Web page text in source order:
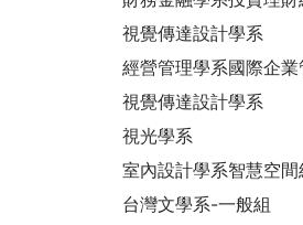
視覺傳達設計學系
經營管理學系國際企業
視覺傳達設計學系
視光學系
室內設計學系智慧空間
台灣文學系-一般組